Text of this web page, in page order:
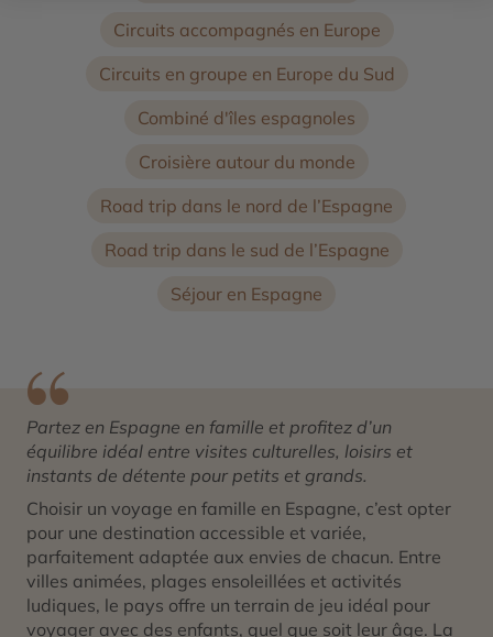
Circuits accompagnés en Europe
Circuits en groupe en Europe du Sud
Combiné d'îles espagnoles
Croisière autour du monde
Road trip dans le nord de l’Espagne
Road trip dans le sud de l’Espagne
Séjour en Espagne
Partez en Espagne en famille et profitez d’un
équilibre idéal entre visites culturelles, loisirs et
instants de détente pour petits et grands.
Choisir un voyage en famille en Espagne, c’est opter
pour une destination accessible et variée,
parfaitement adaptée aux envies de chacun. Entre
villes animées, plages ensoleillées et activités
ludiques, le pays offre un terrain de jeu idéal pour
voyager avec des enfants, quel que soit leur âge. La